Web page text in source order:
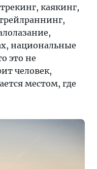
каякинг,
национальные
это не
человек,
местом, где